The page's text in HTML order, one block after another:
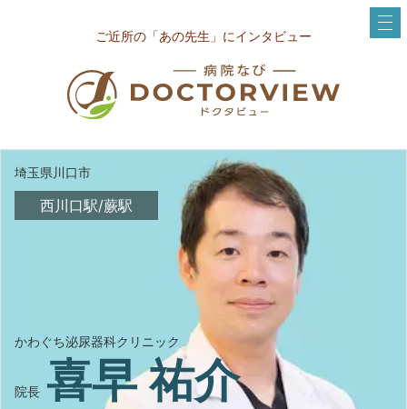
ご近所の「あの先生」にインタビュー
埼玉県川口市
西川口駅/蕨駅
かわぐち泌尿器科クリニック
院長 喜早 祐介